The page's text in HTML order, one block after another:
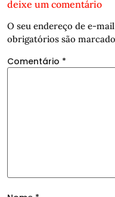
deixe um comentário
O seu endereço de e-
obrigatórios são
Comentário *